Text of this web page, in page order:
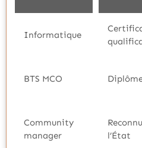
Informatique
BTS MCO
Community
manager
l’État